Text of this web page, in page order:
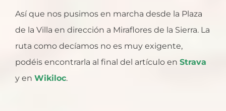
Así que nos pusimos en marcha desde la Plaza
de la Villa en dirección a Miraflores de la Sierra. La
ruta como decíamos no es muy exigente,
podéis encontrarla al final del artículo en Strava
y en Wikiloc.